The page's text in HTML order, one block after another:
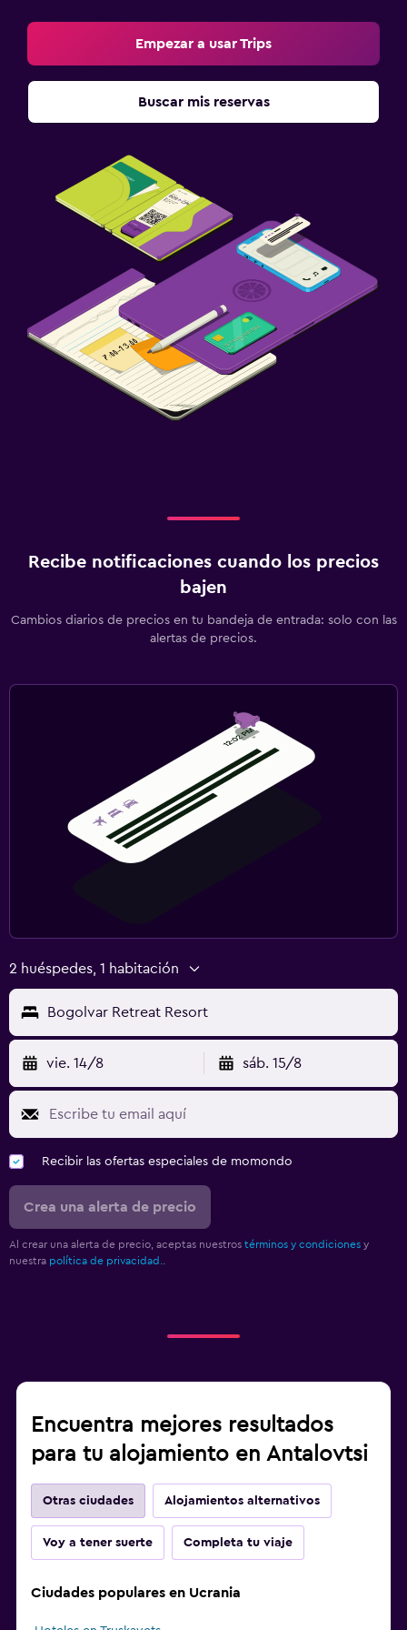
Personal de entretenimiento
Instalaciones para reuniones
Acceso con llave
Acceso con tarjeta
Masaje de pies
Check-in/check-out privado
Recepción 24 horas
Caja fuerte
Aire libre
Comedor al aire libre
Sillas de playa
Terraza
Juegos de mesa/rompecabezas
Clases de cocina
Senderismo
Ideal para familias
Cuidado de niños o guardería
Comidas para niños
Carriolas
Zona cubierta de juegos
Club infantil
Parque infantil
Estacionamiento gratuito
Servicio de traslado (cargo adicional)
Carga de vehículos eléctricos
Estacionamiento en la calle
Cocina
Copas
Tetera eléctrica
Empezar a usar Trips
Buscar mis reservas
Recibe notificaciones cuando los precios
bajen
Cambios diarios de precios en tu bandeja de entrada: solo con las
alertas de precios.
2 huéspedes, 1 habitación
Bogolvar Retreat Resort
vie. 14/8 sáb. 15/8
Recibir las ofertas especiales de momondo
Crea una alerta de precio
Al crear una alerta de precio, aceptas nuestros términos y condiciones y
nuestra política de privacidad.
Encuentra mejores resultados
para tu alojamiento en Antalovtsi
Otras ciudades Alojamientos alternativos
Voy a tener suerte Completa tu viaje
Ciudades populares en Ucrania